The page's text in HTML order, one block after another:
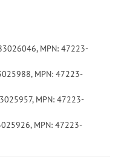
MPN: 47223-
MPN: 47223-
MPN: 47223-
MPN: 47223-